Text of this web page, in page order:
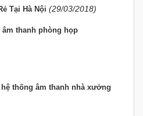
Tại Hà Nội (29/03/2018)
thanh phòng họp
thống âm thanh nhà xưởng